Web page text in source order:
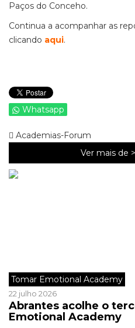
Paços do Conceho.
Continua a acompanhar as
clicando aqui.
Whatsapp
Academias-Forum
Ver mais de >
Tomar Emotional Academy
22 julho 2026
Abrantes acolhe o
Emotional Academy